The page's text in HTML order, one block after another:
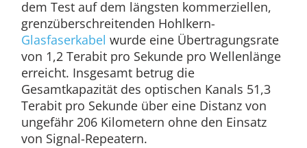
dem Test auf dem längsten kommerziellen,
grenzüberschreitenden Hohlkern-
Glasfaserkabel wurde eine Übertragungsrate
von 1,2 Terabit pro Sekunde pro Wellenlänge
erreicht. Insgesamt betrug die
Gesamtkapazität des optischen Kanals 51,3
Terabit pro Sekunde über eine Distanz von
ungefähr 206 Kilometern ohne den Einsatz
von Signal-Repeatern.